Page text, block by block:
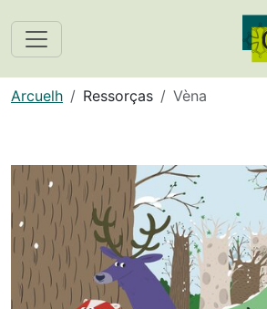
Arcuelh Ressorças Vèna